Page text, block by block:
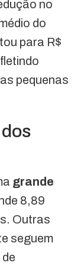
no
do
para R$
pequenas
grande
8,89
Outras
seguem